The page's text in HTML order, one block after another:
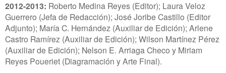
2012-2013: Roberto Medina Reyes (Editor); Laura Veloz
Guerrero (Jefa de Redacción); José Joribe Castillo (Editor
Adjunto); María C. Hernández (Auxiliar de Edición); Arlene
Castro Ramírez (Auxiliar de Edición); Wilson Martínez Pérez
(Auxiliar de Edición); Nelson E. Arriaga Checo y Miriam
Reyes Poueriet (Diagramación y Arte Final).